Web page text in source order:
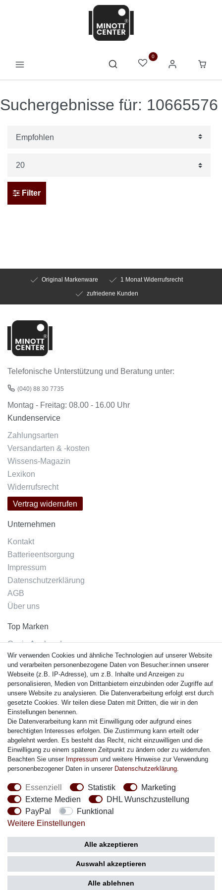
0
Suchergebnisse für: 10665576
Filter
Original Markenware
1 Monat Widerrufsrecht
zufriedene Kunden
Telefonische Unterstützung und Beratung unter:
(040) 88 30 7735
Montag - Freitag: 08.00 - 16.00 Uhr
Kundenservice
Zahlungsarten
Versandarten & -kosten
Wissens-Magazin
Lexikon
Widerrufsrecht
Vertrag widerrufen
Unternehmen
Kontakt
Batterieentsorgung
Impressum
Datenschutzerklärung
AGB
Über uns
Top Marken
Casio Armband
Festina Armband
Citizen Armband
M. Lacroix Armband
J. Lemans Armband
Uhrenarmbänder - Alle
Sicherheit
Social Media
Zahlung
Wir verwenden Cookies und ähnliche Technologien auf unserer Website
und verarbeiten personenbezogene Daten von Besucher:innen unserer
Webseite (z.B. IP-Adresse), um z.B. Inhalte und Anzeigen zu
personalisieren, Medien von Drittanbietern einzubinden oder Zugriffe auf
unsere Website zu analysieren. Die Datenverarbeitung erfolgt erst durch
gesetzte Cookies. Wir teilen diese Daten mit Dritten, die wir in den
Einstellungen benennen.
Die Datenverarbeitung kann mit Einwilligung oder aufgrund eines
berechtigten Interesses erfolgen. Die Zustimmung kann erteilt oder
abgelehnt werden. Es besteht das Recht, nicht einzuwilligen und die
Einwilligung zu einem späteren Zeitpunkt zu ändern oder zu widerrufen.
Beachten Sie unser Impressum und weitere Hinweise zur Verwendung
personenbezogener Daten in unserer Daten­schutz­erklärung
Essenziell Statistik
Marketing
Externe Medien
DHL Wunschzustellung
PayPal
Funktional
Weitere Einstellungen
Alle akzeptieren
Auswahl akzeptieren
Alle ablehnen